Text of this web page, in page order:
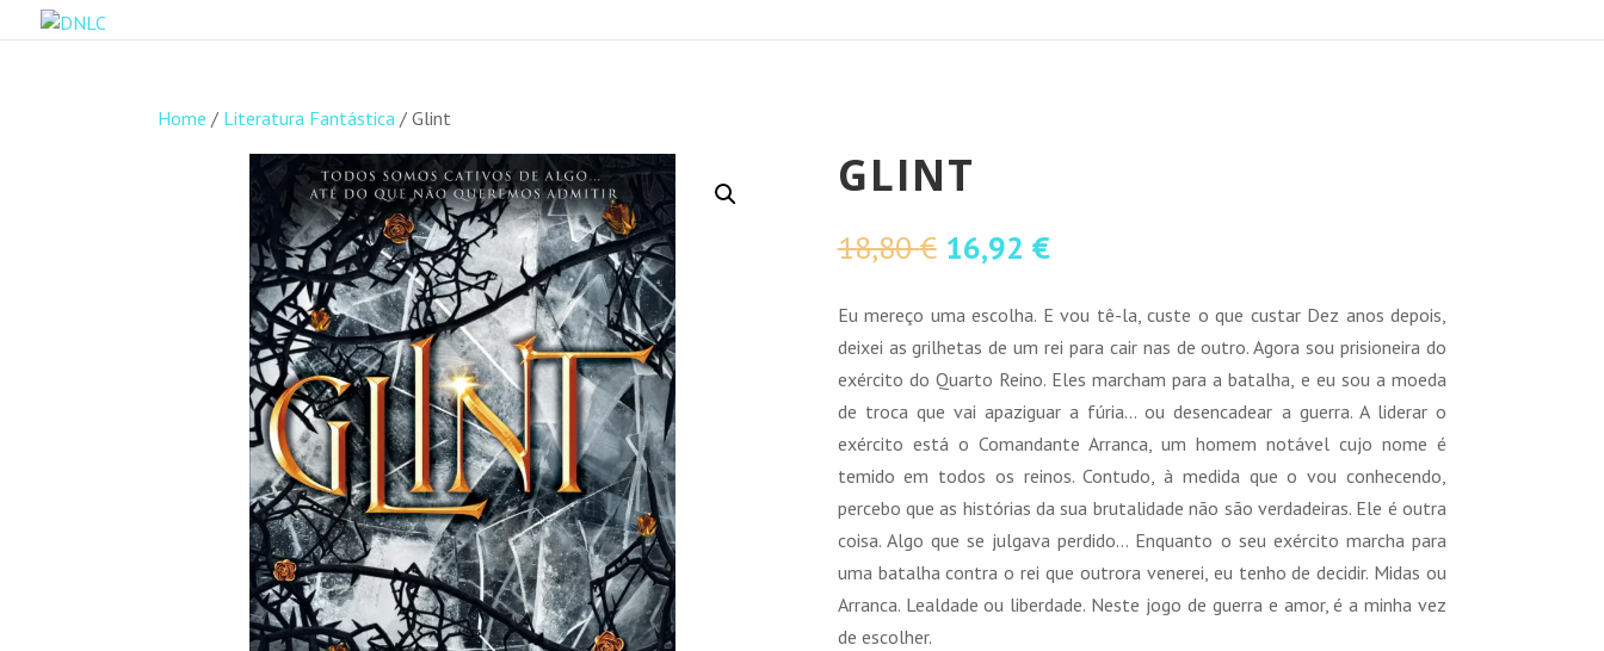
Home / Literatura Fantástica / Glint
GLINT
18,80€ O
original
era:
18,80 €.
16,92 €O
atual
é:
16,92 €.
Eu mereço uma escolha. E vou tê-la, custe o que custar Dez anos depois,
deixei as grilhetas de um rei para cair nas de outro. Agora sou prisioneira do
exército do Quarto Reino. Eles marcham para a batalha, e eu sou a moeda
de troca que vai apaziguar a fúria… ou desencadear a guerra. A liderar o
exército está o Comandante Arranca, um homem notável cujo nome é
temido em todos os reinos. Contudo, à medida que o vou conhecendo,
percebo que as histórias da sua brutalidade não são verdadeiras. Ele é outra
coisa. Algo que se julgava perdido… Enquanto o seu exército marcha para
uma batalha contra o rei que outrora venerei, eu tenho de decidir. Midas ou
Arranca. Lealdade ou liberdade. Neste jogo de guerra e amor, é a minha vez
de escolher.